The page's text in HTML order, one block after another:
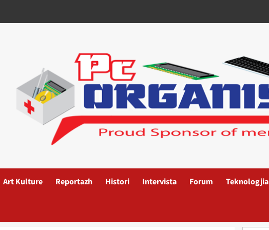
Art Kulture Reportazh Histori Intervista Forum Teknologjia